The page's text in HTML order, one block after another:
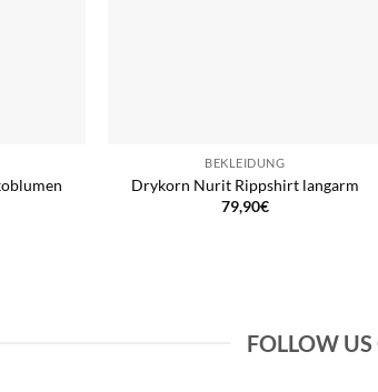
BEKLEIDUNG
Drykorn Nurit Rippshirt langarm
79,90€
FOLLOW